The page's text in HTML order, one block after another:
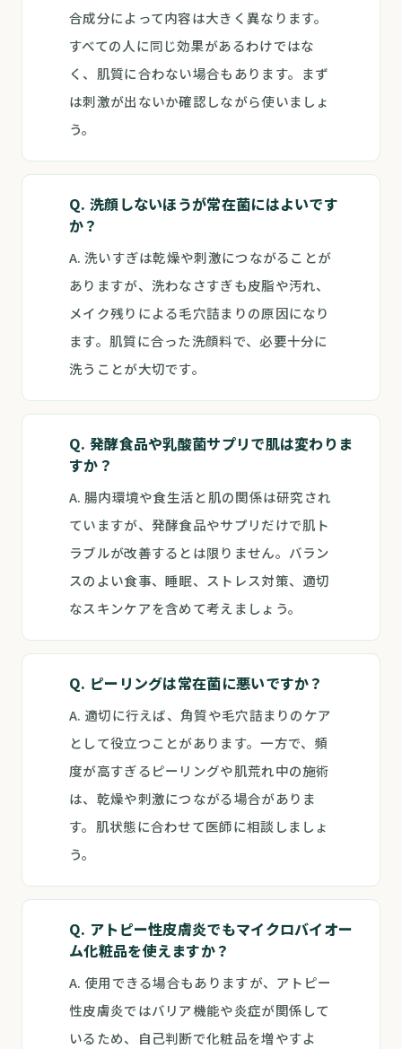
合成分によって内容は大きく異なります。
すべての人に同じ効果があるわけではな
く、肌質に合わない場合もあります。まず
は刺激が出ないか確認しながら使いましょ
う。
Q. 洗顔しないほうが常在菌にはよいです
か？
A. 洗いすぎは乾燥や刺激につながることが
ありますが、洗わなさすぎも皮脂や汚れ、
メイク残りによる毛穴詰まりの原因になり
ます。肌質に合った洗顔料で、必要十分に
洗うことが大切です。
Q. 発酵食品や乳酸菌サプリで肌は変わりま
すか？
A. 腸内環境や食生活と肌の関係は研究され
ていますが、発酵食品やサプリだけで肌ト
ラブルが改善するとは限りません。バラン
スのよい食事、睡眠、ストレス対策、適切
なスキンケアを含めて考えましょう。
Q. ピーリングは常在菌に悪いですか？
A. 適切に行えば、角質や毛穴詰まりのケア
として役立つことがあります。一方で、頻
度が高すぎるピーリングや肌荒れ中の施術
は、乾燥や刺激につながる場合がありま
す。肌状態に合わせて医師に相談しましょ
う。
Q. アトピー性皮膚炎でもマイクロバイオー
ム化粧品を使えますか？
A. 使用できる場合もありますが、アトピー
性皮膚炎ではバリア機能や炎症が関係して
いるため、自己判断で化粧品を増やすよ